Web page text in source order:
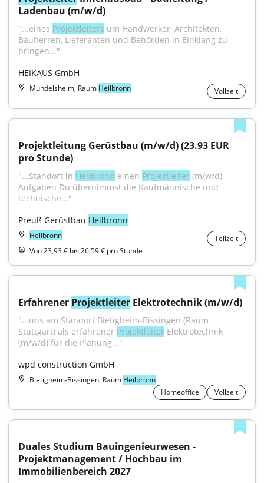
Ladenbau (m/w/d)
"...eines Projektleiters um Handwerker, Architekten,
Bauherren, Lieferanten und Behörden in Einklang zu
bringen..."
HEIKAUS GmbH
Mundelsheim, Raum Heilbronn Vollzeit
Projektleitung Gerüstbau (m/w/d) (23.93 EUR
pro Stunde)
"...Standort in Heilbronn einen Projektleiter (m/w/d).
Aufgaben Du übernimmst die Kaufmännische und
technische..."
Preuß Gerüstbau Heilbronn
Heilbronn
Teilzeit
Von 23,93 € bis 26,59 € pro Stunde
Erfahrener Projektleiter Elektrotechnik (m/w/d)
"...uns am Standort Bietigheim-Bissingen (Raum
Stuttgart) als erfahrener Projektleiter Elektrotechnik
(m/w/d) für die Planung..."
wpd construction GmbH
Bietigheim-Bissingen, Raum Heilbronn
Homeoffice
Vollzeit
Duales Studium Bauingenieurwesen -
Projektmanagement / Hochbau im
Immobilienbereich 2027